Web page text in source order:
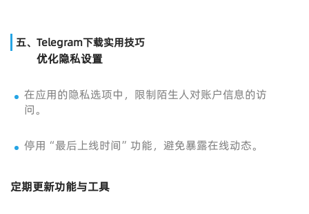
五、Telegram下载实用技巧
优化隐私设置
在应用的隐私选项中，限制陌生人对账户信息的访
问。
停用“最后上线时间”功能，避免暴露在线动态。
定期更新功能与工具